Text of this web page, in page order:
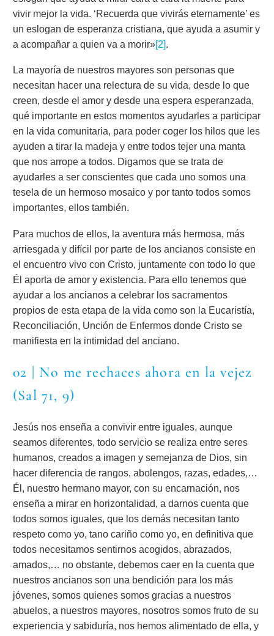
vivir mejor la vida. ‘Recuerda que vivirás eternamente’ es
un eslogan de esperanza cristiana, que ayuda a asumir y
a acompañar a quien va a morir»[2].
La mayoría de nuestros mayores son personas que
necesitan hacer una relectura de su vida, desde lo que
creen, desde el amor y desde una espera esperanzada,
qué importante en estos momentos ayudarles a participar
en la vida comunitaria, para poder coger los hilos que les
ayuden a tirar la madeja y entre todos tejer una manta
que nos arrope a todos. Digamos que se trata de
ayudarles a ser conscientes que cada uno somos una
tesela de un hermoso mosaico y por tanto todos somos
importantes, ellos también.
Para muchos de ellos, la aventura más hermosa, más
arriesgada y difícil por parte de los ancianos consiste en
el encuentro vivo con Cristo, juntamente con todo lo que
Él aporta de amor y existencia. Para ello tenemos que
ayudar a los ancianos a celebrar los sacramentos
propios de esta etapa de la vida como son la Eucaristía,
Reconciliación, Unción de Enfermos donde Cristo se
manifiesta en la intimidad del anciano.
02 | No me rechaces ahora en la vejez
(Sal 71, 9)
Jesús nos enseña a convivir entre iguales, aunque
seamos diferentes, todo servicio se realiza entre seres
humanos, creados a imagen y semejanza de Dios, sin
hacer diferencia de rangos, abolengos, razas, edades,…
Él, nuestro hermano mayor, con su encarnación, nos
enseña a mirar en horizontalidad, a darnos cuenta que
todos somos iguales, que los demás necesitan tanto
respeto como yo, tano cariño como yo, en definitiva que
todos necesitamos sentirnos acogidos, abrazados,
amados,… no obstante, debemos caer en la cuenta que
nuestros ancianos son una bendición para los más
jóvenes, somos quienes somos gracias a nuestros
abuelos, a nuestros mayores, nosotros somos fruto de su
experiencia y sabiduría, nos hemos alimentado de ella, y